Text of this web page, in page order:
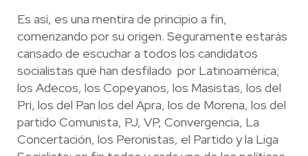
Es así, es una mentira de principio a fin,
comenzando por su origen. Seguramente estarás
cansado de escuchar a todos los candidatos
socialistas que han desfilado por Latinoamérica;
los Adecos, los Copeyanos, los Masistas, los del
Pri, los del Pan los del Apra, los de Morena, los del
partido Comunista, PJ, VP, Convergencia, La
Concertación, los Peronistas, el Partido y la Liga